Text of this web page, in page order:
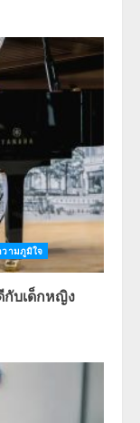
วามภูมิใจ
กับเด็กหญิง